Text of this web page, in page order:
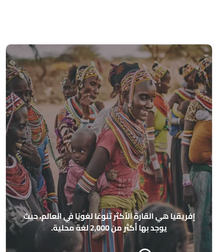
هي القارة الأكثر تنوعًا لغويًا في العالم، حيث
يوجد بها أكثر من 2,000 لغة محلية.